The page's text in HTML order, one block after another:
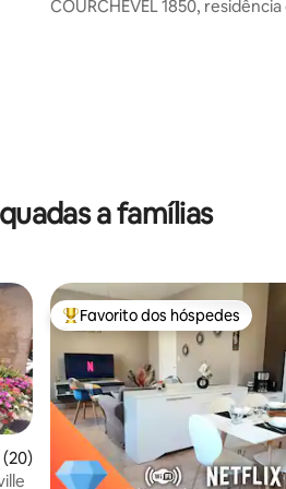
COURCHEVEL 1850,
a famílias
média de 4,85 em 5 estrelas,
Favoritos dos hóspedes mais
Favorito dos hóspedes